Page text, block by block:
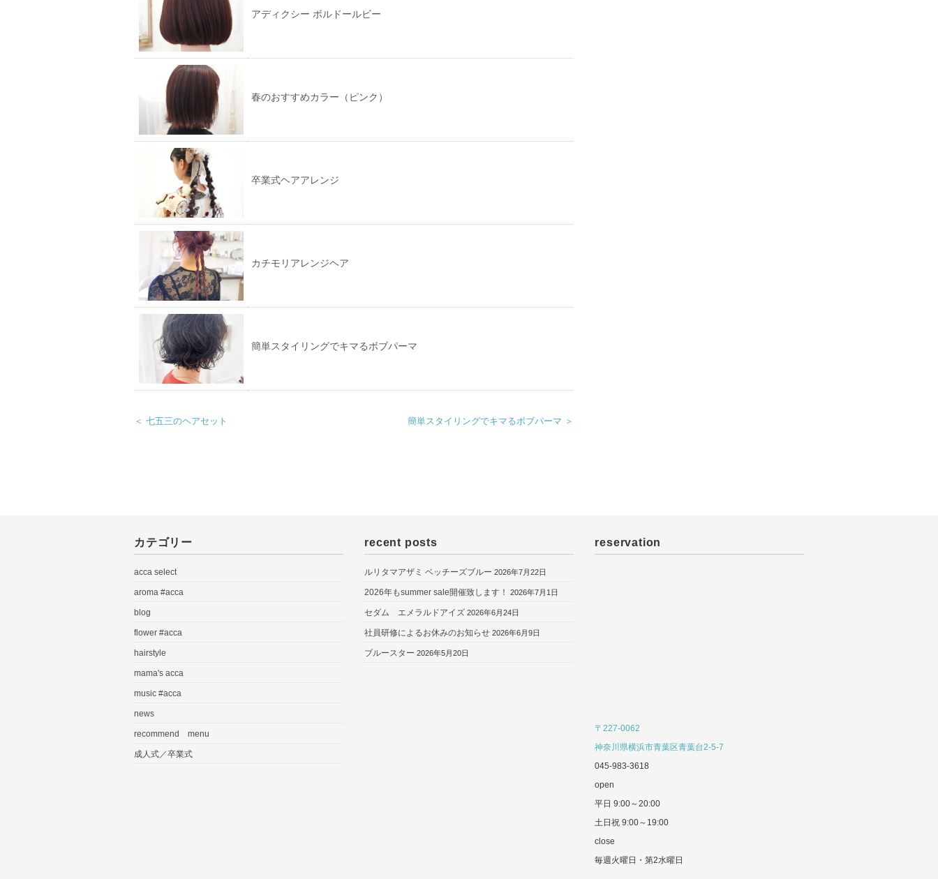
ド
ウ
で
開
き
て
く
だ
さ
い
(新
し
い
ウ
ィ
ン
開
き
ま
す)
アディクシー ボルドールビー
春のおすすめカラー（ピンク）
卒業式ヘアアレンジ
カチモリアレンジヘア
簡単スタイリングでキマるボブパーマ
＜ 七五三のヘアセット 簡単スタイリングでキマるボブパーマ ＞
カテゴリー
acca select
aroma #acca
blog
flower #acca
hairstyle
mama's acca
music #acca
news
recommend menu
成人式／卒業式
recent posts
ルリタマアザミ ベッチーズブルー 2026年7月22日
2026年もsummer sale開催致します！ 2026年7月1日
セダム エメラルドアイズ 2026年6月24日
社員研修によるお休みのお知らせ 2026年6月9日
ブルースター 2026年5月20日
reservation
〒227-0062
神奈川県横浜市青葉区青葉台2-5-7
045-983-3618
open
平日 9:00～20:00
土日祝 9:00～19:00
close
毎週火曜日・第2水曜日